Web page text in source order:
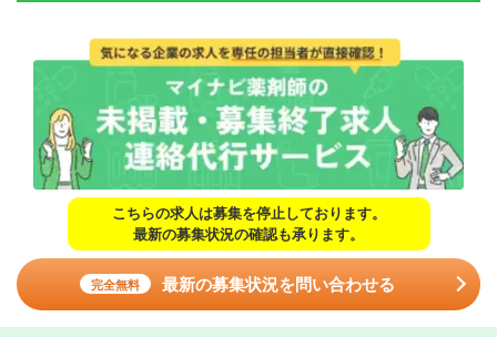
こちらの求人は募集を停止しております。
最新の募集状況の確認も承ります。
完全無料 最新の募集状況を問い合わせる